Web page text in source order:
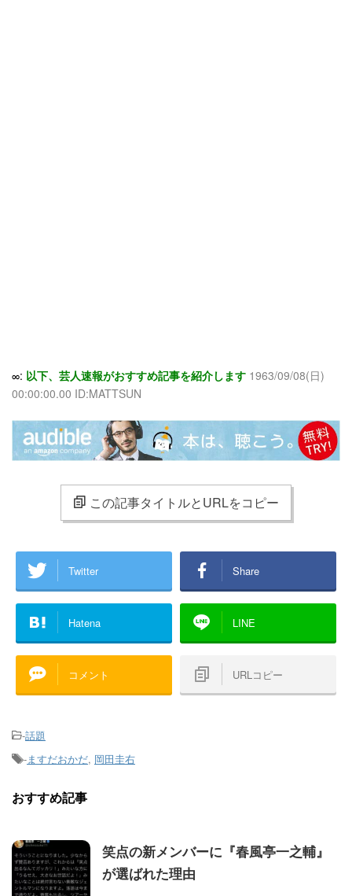
∞: 以下、芸人速報がおすすめ記事を紹介します 1963/09/08(日)
00:00:00.00 ID:MATTSUN
この記事タイトルとURLをコピー
Twitter Share
Hatena LINE
コメント URLコピー
-話題
-ますだおかだ, 岡田圭右
おすすめ記事
笑点の新メンバーに『春風亭一之輔』
が選ばれた理由